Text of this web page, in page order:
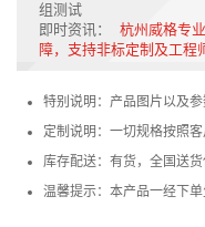
组测试
即时资讯：
杭州威格专
障，支持非标定制及工程
特别说明：产品图片以及
定制说明：一切规格按照
库存配送：有货，全国送货
温馨提示：本产品一经下